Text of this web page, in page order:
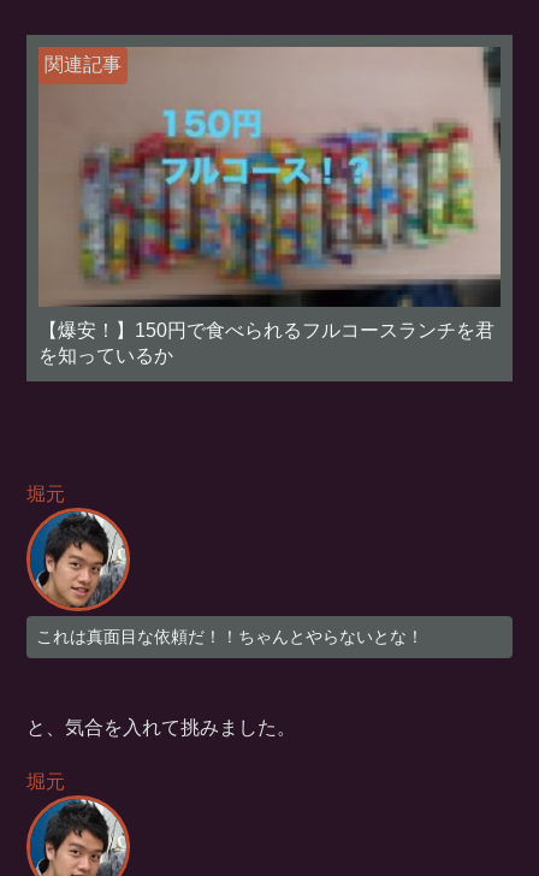
関連記事
【爆安！】150円で食べられるフルコースランチを君
を知っているか
堀元
これは真面目な依頼だ！！ちゃんとやらないとな！
と、気合を入れて挑みました。
堀元